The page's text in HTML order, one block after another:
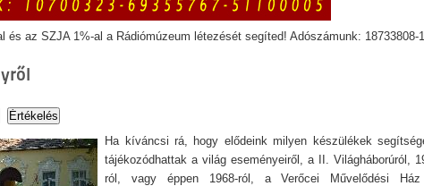
és az SZJA 1%-al a Rádiómúzeum létezését segíted! Adószámunk: 18733808-
Ha kíváncsi rá, hogy elődeink milyen készülékek
tájékozódhattak a világ eseményeiről, a II. Világháborúról,
ról, vagy éppen 1968-ról, a Verőcei Művelődési